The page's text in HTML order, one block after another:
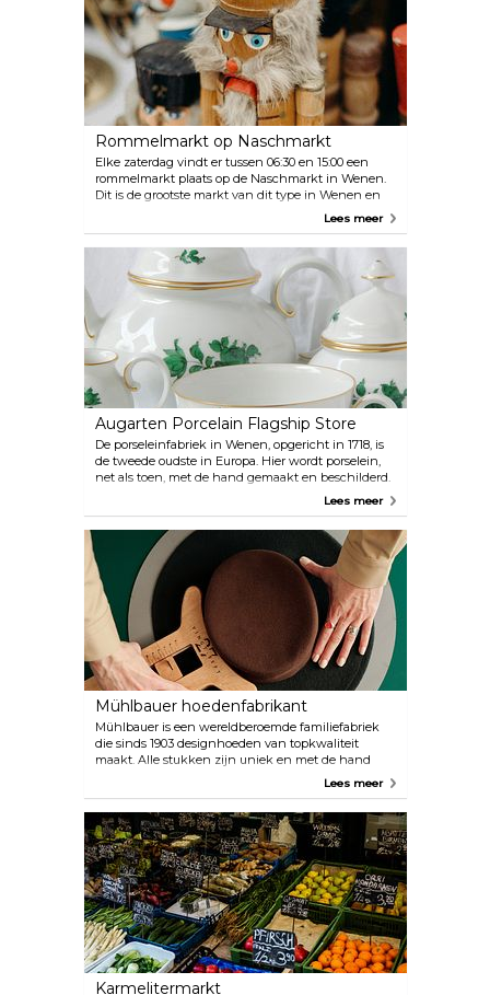
vol winkels van internationale luxemerken,
waaronder Louis Vuitton, Armani, Prada en Miu
Miu.
Rommelmarkt op Naschmarkt
Elke zaterdag vindt er tussen 06:30 en 15:00 een
rommelmarkt plaats op de Naschmarkt in Wenen.
Dit is de grootste markt van dit type in Wenen en
één van de beste in Europa; omlijst door de
plein kun je urenlang rondsnuffelen tussen de
kraampjes met alles, van waardevol antiek, meubels
en porselein tot tweedehands kleding, boeken en
Lees meer
Augarten Porcelain Flagship Store
De porseleinfabriek in Wenen, opgericht in 1718, is
de tweede oudste in Europa. Hier wordt porselein,
net als toen, met de hand gemaakt en beschilderd.
Dit maakt elk stuk uniek. Je kunt één van de
gepersonaliseerde porseleinen artikelen vragen. Het
Porseleinmuseum is gevestigd in een vleugel van
Schloss Augarten, te midden van de voormalige
keizerlijke tuinen. Permanente en tijdelijke
tentoonstellingen nemen bezoekers mee in de
geschiedenis van de porseleinproductie in Wenen
sinds 1718.
Lees meer
Mühlbauer hoedenfabrikant
Mühlbauer is een wereldberoemde familiefabriek
die sinds 1903 designhoeden van topkwaliteit
maakt. Alle stukken zijn uniek en met de hand
gemaakt: elk seizoen komen er nieuwe collecties
hoeden. Hun trendy hoofddeksels bevatten
juwelen zoals veerpilaarshoeden van satijn en
buitengewone creaties van palmvezel.
Lees meer
Karmelitermarkt